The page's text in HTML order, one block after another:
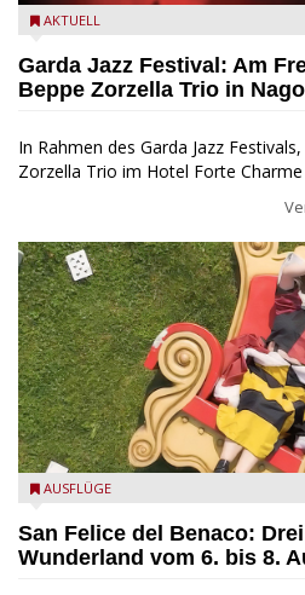
Beppe Zorzella Trio zu Gast beim
AKTUELL
Garda Jazz Festival: Am
Beppe Zorzella Trio in Nago
In Rahmen des Garda Jazz
Zorzella Trio im Hotel Forte Charme
San Felice del Benaco: Drei Tage im
AUSFLÜGE
San Felice del Benaco:
Wunderland vom 6. bis 8.